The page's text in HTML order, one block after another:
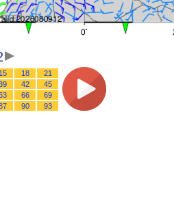
15 18
21
42
45
66
69
90 93